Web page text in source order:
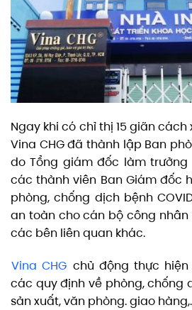
Ngay khi có chỉ thị 15 giãn
Vina CHG đã thành lập Ban
do Tổng giám đốc làm
các thành viên Ban Giám đốc
phòng, chống dịch bệnh
an toàn cho cán bộ công nhân
các bên liên quan khác.
Vina CHG chủ động thực
các quy định về phòng, chống
sản xuất, văn phòng. giao